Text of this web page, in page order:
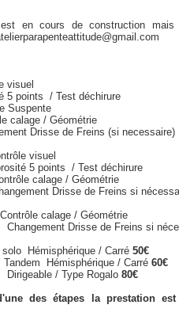
en cours de construction
visuel
/ Test déchirure
/ Géométrie
de Freins (si necessaire)
visuel
points / Test déchirure
/ Géométrie
de Freins si nécessaire
Contrôle calage / Géométrie
Drisse de Freins si
solo Hémisphérique / Carré 50€
/ Carré 60€
Rogalo 80€
des étapes la prestation